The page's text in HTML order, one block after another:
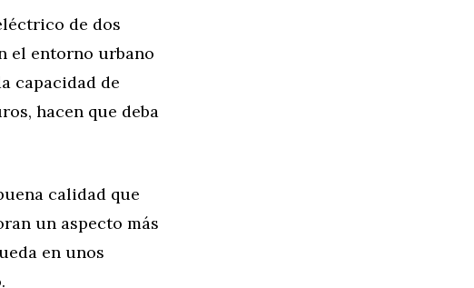
de dos
el entorno urbano
capacidad de
hacen que deba
calidad que
un aspecto más
en unos